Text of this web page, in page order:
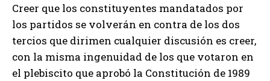
Creer que los constituyentes mandatados por
los partidos se volverán en contra de los dos
tercios que dirimen cualquier discusión es creer,
con la misma ingenuidad de los que votaron en
el plebiscito que aprobó la Constitución de 1989